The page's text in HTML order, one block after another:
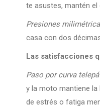
te asustes, mantén el
Presiones
casa con dos
Las satisfacciones
Paso por curva
y la moto mantiene la
de estrés o fatiga